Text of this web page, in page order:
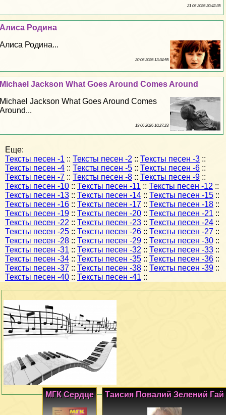
21 06 2026 20:42:35
Алиса Родина
Алиса Родина...
20 06 2026 13:34:55
Michael Jackson What Goes Around Comes Around
Michael Jackson What Goes Around Comes
Around...
19 06 2026 10:27:23
Еще:
Тексты песен -1 :: Тексты песен -2 :: Тексты песен -3 ::
Тексты песен -4 :: Тексты песен -5 :: Тексты песен -6 ::
Тексты песен -7 :: Тексты песен -8 :: Тексты песен -9 ::
Тексты песен -10 :: Тексты песен -11 :: Тексты песен -12 ::
Тексты песен -13 :: Тексты песен -14 :: Тексты песен -15 ::
Тексты песен -16 :: Тексты песен -17 :: Тексты песен -18 ::
Тексты песен -19 :: Тексты песен -20 :: Тексты песен -21 ::
Тексты песен -22 :: Тексты песен -23 :: Тексты песен -24 ::
Тексты песен -25 :: Тексты песен -26 :: Тексты песен -27 ::
Тексты песен -28 :: Тексты песен -29 :: Тексты песен -30 ::
Тексты песен -31 :: Тексты песен -32 :: Тексты песен -33 ::
Тексты песен -34 :: Тексты песен -35 :: Тексты песен -36 ::
Тексты песен -37 :: Тексты песен -38 :: Тексты песен -39 ::
Тексты песен -40 :: Тексты песен -41 ::
Таисия Повалий Зелений Гай
МГК Сердце